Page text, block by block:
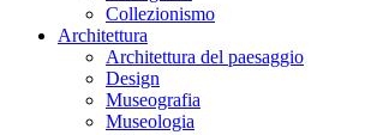
Collezionismo
Architettura
Architettura del paesaggio
Design
Museografia
Museologia